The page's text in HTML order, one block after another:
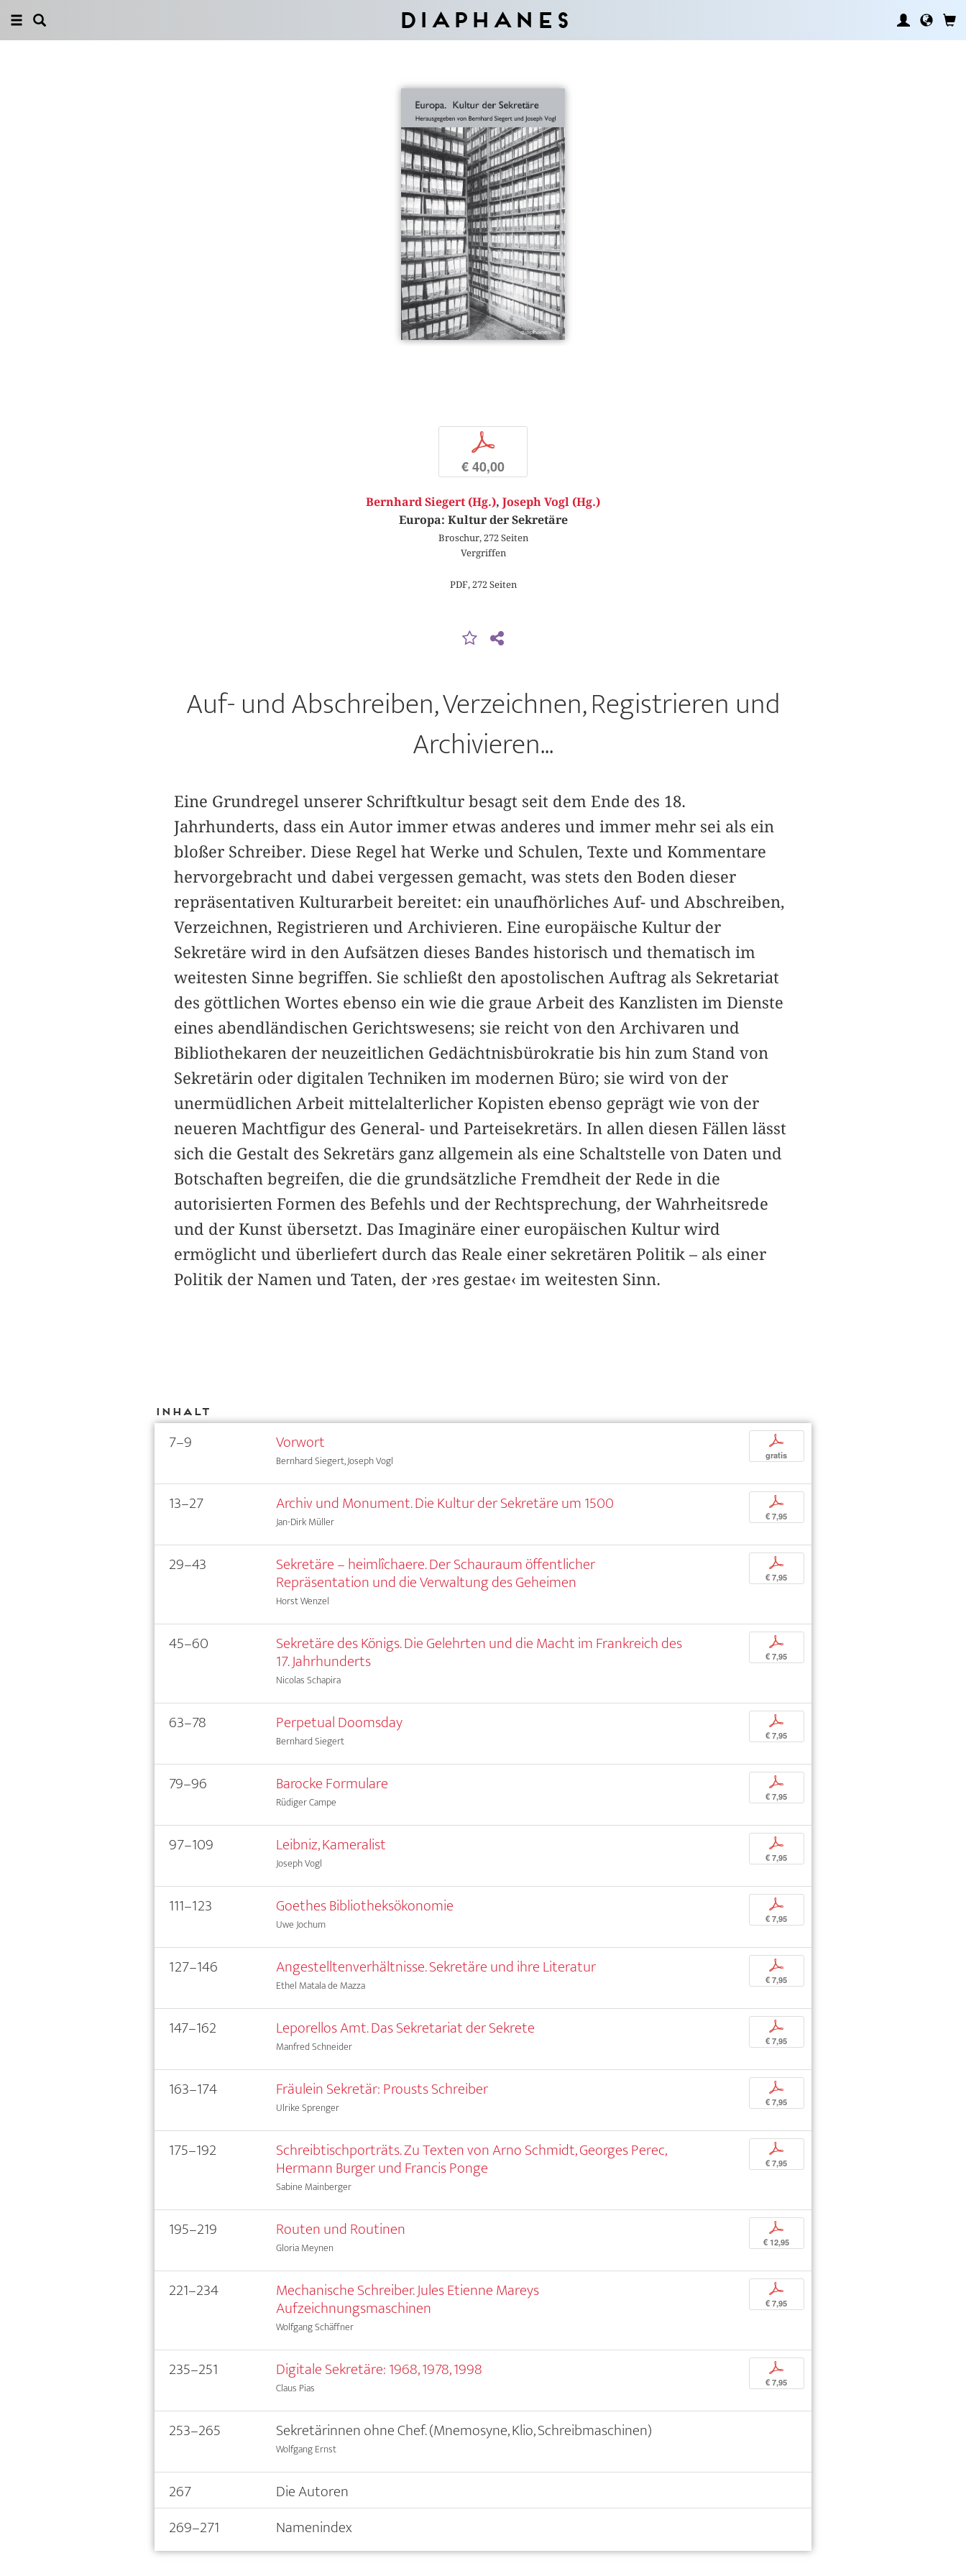
Diaphanes
p
€ 40,00
Bernhard Siegert (Hg.), Joseph Vogl (Hg.)
Europa: Kultur der Sekretäre
Broschur, 272 Seiten
Vergriffen
PDF, 272 Seiten
Auf- und Abschreiben, Verzeichnen, Registrieren und
Archivieren...
Eine Grundregel unserer Schriftkultur besagt seit dem Ende des 18.
Jahrhunderts, dass ein Autor immer etwas anderes und immer mehr sei als ein
bloßer Schreiber. Diese Regel hat Werke und Schulen, Texte und Kommentare
hervorgebracht und dabei vergessen gemacht, was stets den Boden dieser
repräsentativen Kulturarbeit bereitet: ein unaufhörliches Auf- und Abschreiben,
Verzeichnen, Registrieren und Archivieren. Eine europäische Kultur der
Sekretäre wird in den Aufsätzen dieses Bandes historisch und thematisch im
weitesten Sinne begriffen. Sie schließt den apostolischen Auftrag als Sekretariat
des göttlichen Wortes ebenso ein wie die graue Arbeit des Kanzlisten im Dienste
eines abendländischen Gerichtswesens; sie reicht von den Archivaren und
Bibliothekaren der neuzeitlichen Gedächtnisbürokratie bis hin zum Stand von
Sekretärin oder digitalen Techniken im modernen Büro; sie wird von der
unermüdlichen Arbeit mittelalterlicher Kopisten ebenso geprägt wie von der
neueren Machtfigur des General- und Parteisekretärs. In allen diesen Fällen lässt
sich die Gestalt des Sekretärs ganz allgemein als eine Schaltstelle von Daten und
Botschaften begreifen, die die grundsätzliche Fremdheit der Rede in die
autorisierten Formen des Befehls und der Rechtsprechung, der Wahrheitsrede
und der Kunst übersetzt. Das Imaginäre einer europäischen Kultur wird
ermöglicht und überliefert durch das Reale einer sekretären Politik – als einer
Politik der Namen und Taten, der ›res gestae‹ im weitesten Sinn.
Inhalt
7–9 Vorwort
Bernhard Siegert, Joseph Vogl
p
gratis
13–27 Archiv und Monument. Die Kultur der Sekretäre um 1500
Jan-Dirk Müller
p
€ 7,95
29–43 Sekretäre – heimlîchaere. Der Schauraum öffentlicher
Repräsentation und die Verwaltung des Geheimen
Horst Wenzel
p
€ 7,95
45–60 Sekretäre des Königs. Die Gelehrten und die Macht im Frankreich des
17. Jahrhunderts
Nicolas Schapira
p
€ 7,95
63–78 Perpetual Doomsday
Bernhard Siegert
p
€ 7,95
79–96 Barocke Formulare
Rüdiger Campe
p
€ 7,95
97–109 Leibniz, Kameralist
Joseph Vogl
p
€ 7,95
111–123 Goethes Bibliotheksökonomie
Uwe Jochum
p
€ 7,95
127–146 Angestelltenverhältnisse. Sekretäre und ihre Literatur
Ethel Matala de Mazza
p
€ 7,95
147–162 Leporellos Amt. Das Sekretariat der Sekrete
Manfred Schneider
p
€ 7,95
163–174 Fräulein Sekretär: Prousts Schreiber
Ulrike Sprenger
p
€ 7,95
175–192 Schreibtischporträts. Zu Texten von Arno Schmidt, Georges Perec,
Hermann Burger und Francis Ponge
Sabine Mainberger
p
€ 7,95
195–219 Routen und Routinen
Gloria Meynen
p
€ 12,95
221–234 Mechanische Schreiber. Jules Etienne Mareys
Aufzeichnungsmaschinen
Wolfgang Schäffner
p
€ 7,95
235–251 Digitale Sekretäre: 1968, 1978, 1998
Claus Pias
p
€ 7,95
253–265 Sekretärinnen ohne Chef. (Mnemosyne, Klio, Schreibmaschinen)
Wolfgang Ernst
267
Die Autoren
269–271
Namenindex